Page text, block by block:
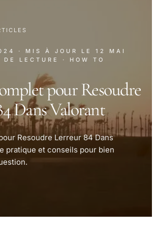
· MIS À JOUR LE 12 MAI
LECTURE · HOW TO
pour Resoudre
Dans Valorant
Resoudre Lerreur 84 Dans
pratique et conseils pour bien